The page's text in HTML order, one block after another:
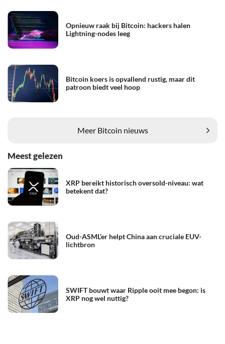
Opnieuw raak bij Bitcoin: hackers halen
Lightning-nodes leeg
Bitcoin koers is opvallend rustig, maar dit
patroon biedt veel hoop
Meer Bitcoin nieuws
Meest gelezen
XRP bereikt historisch oversold-niveau: wat
betekent dat?
Oud-ASML’er helpt China aan cruciale EUV-
lichtbron
SWIFT bouwt waar Ripple ooit mee begon: is
XRP nog wel nuttig?